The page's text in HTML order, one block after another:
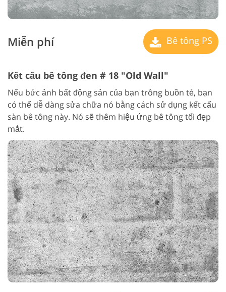
Miễn phí Bê tông PS
Kết cấu bê tông đen # 18 "Old Wall"
Nếu bức ảnh bất động sản của bạn trông buồn tẻ, bạn
có thể dễ dàng sửa chữa nó bằng cách sử dụng kết cấu
sàn bê tông này. Nó sẽ thêm hiệu ứng bê tông tối đẹp
mắt.